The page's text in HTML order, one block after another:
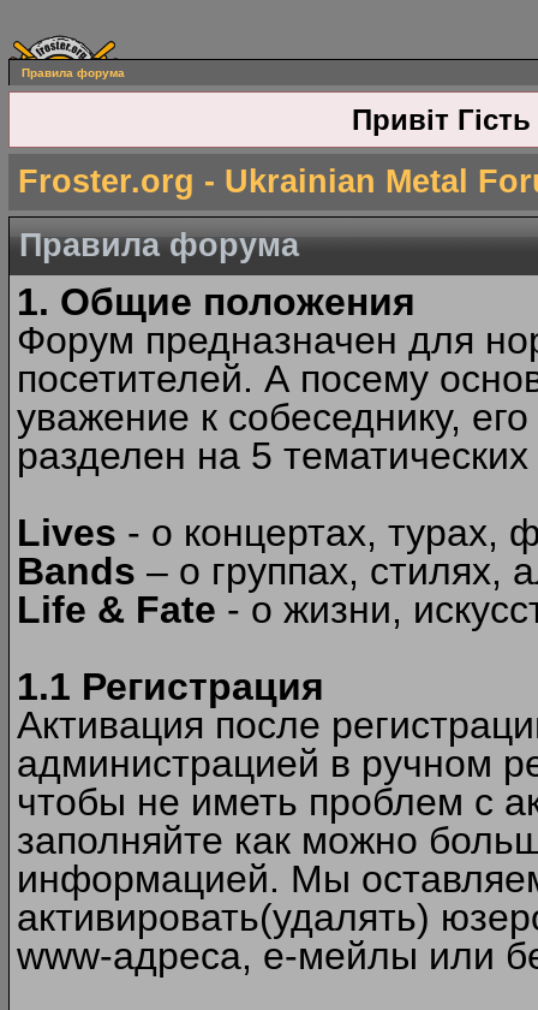
Правила форума
Привіт Гість
Froster.org - Ukrainian Metal
Правила форума
1. Общие положения
Форум предназначен для
посетителей. А посему
уважение к собеседнику,
разделен на 5
Lives - о концертах, турах,
Bands – о группах, стилях,
Life & Fate - о жизни,
1.1 Регистрация
Активация после
администрацией в ручном
чтобы не иметь проблем с
заполняйте как можно
информацией. Мы
активировать(удалять)
www-адреса, е-мейлы или